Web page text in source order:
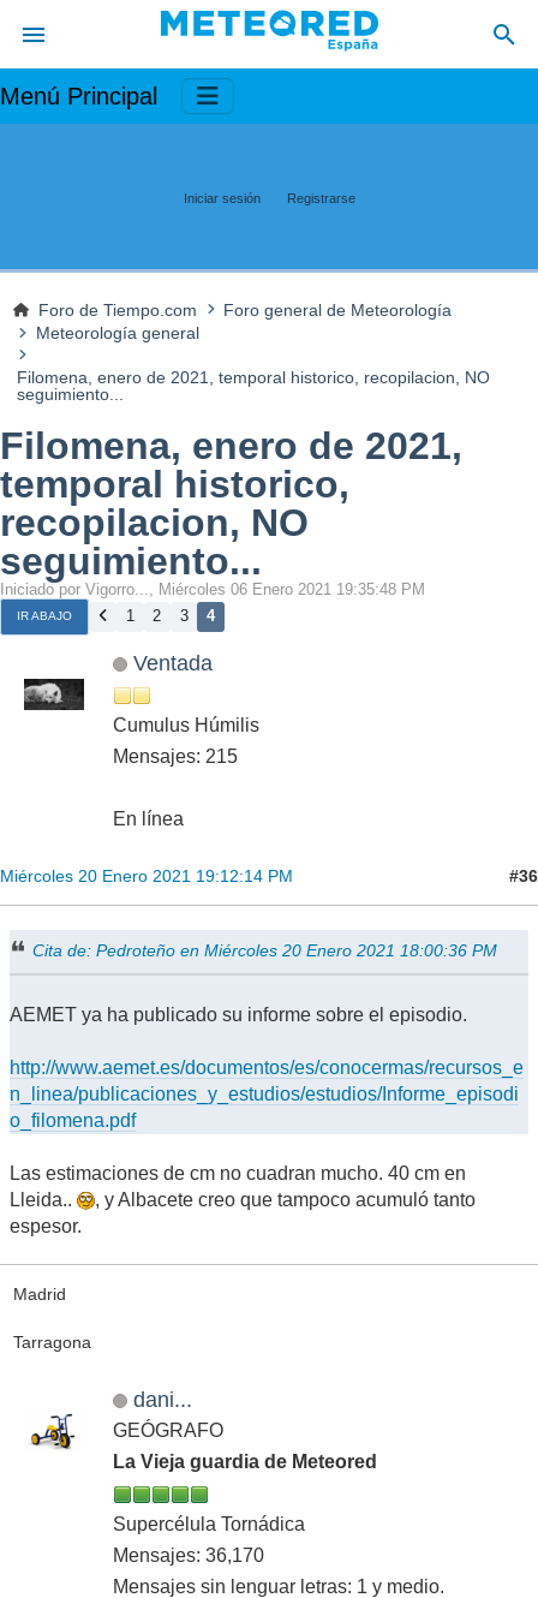
Menú Principal
Iniciar sesión Registrarse
Foro de Tiempo.com
Foro general de Meteorología
Meteorología general
Filomena, enero de 2021, temporal historico, recopilacion, NO
seguimiento...
Filomena, enero de 2021,
temporal historico,
recopilacion, NO
seguimiento...
Iniciado por Vigorro..., Miércoles 06 Enero 2021 19:35:48 PM
IR ABAJO 1 2 3 4
Ventada
Cumulus Húmilis
Mensajes: 215
En línea
Miércoles 20 Enero 2021 19:12:14 PM #36
Cita de: Pedroteño en Miércoles 20 Enero 2021 18:00:36 PM
AEMET ya ha publicado su informe sobre el episodio.
http://www.aemet.es/documentos/es/conocermas/recursos_e
n_linea/publicaciones_y_estudios/estudios/Informe_episodi
o_filomena.pdf
Las estimaciones de cm no cuadran mucho. 40 cm en
Lleida..
, y Albacete creo que tampoco acumuló tanto
espesor.
Madrid
Tarragona
dani...
GEÓGRAFO
La Vieja guardia de Meteored
Supercélula Tornádica
Mensajes: 36,170
Mensajes sin lenguar letras: 1 y medio.